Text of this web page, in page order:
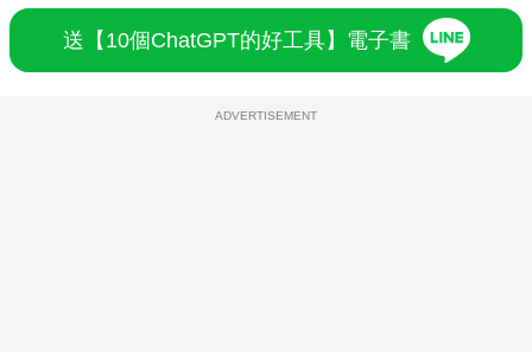
送【10個ChatGPT的好工具】電子書
ADVERTISEMENT